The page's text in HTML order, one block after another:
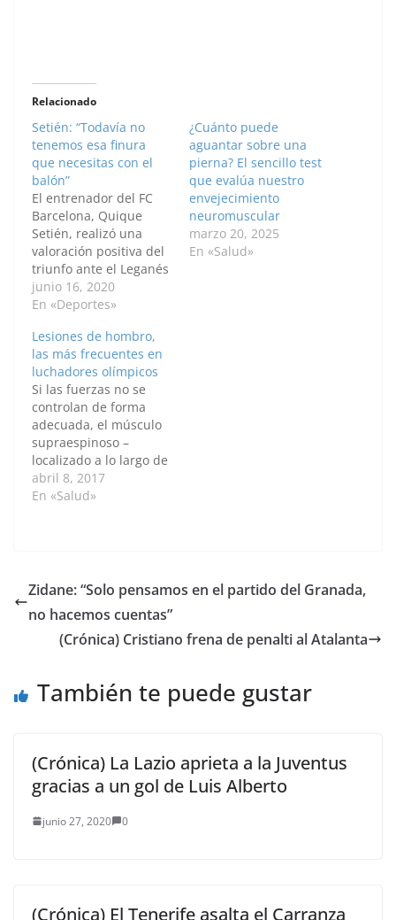
Relacionado
Setién: “Todavía no
tenemos esa finura
que necesitas con el
balón”
El entrenador del FC
Barcelona, Quique
Setién, realizó una
valoración positiva del
triunfo ante el Leganés
(2-0) en la jornada 29
de LaLiga Santander,
tienen "esa finura con
el balón" que podría
haberles ayudado a
resolver mucho antes
el partido contra los
madrileños, colista de
la…
junio 16, 2020
En «Deportes»
¿Cuánto puede
aguantar sobre una
pierna? El sencillo test
que evalúa nuestro
envejecimiento
neuromuscular
marzo 20, 2025
En «Salud»
Lesiones de hombro,
las más frecuentes en
luchadores olímpicos
Si las fuerzas no se
controlan de forma
adecuada, el músculo
supraespinoso –
localizado a lo largo de
la superficie superior
del hombro– se
determinado. BOGOTÁ
D. C. — Agencia de
Noticias UN- Luego de
trabajar con 29
abril 8, 2017
En «Salud»
Zidane: “Solo pensamos en el partido del Granada,
no hacemos cuentas”
(Crónica) Cristiano frena de penalti al Atalanta
También te puede gustar
(Crónica) La Lazio aprieta a la Juventus
gracias a un gol de Luis Alberto
junio 27, 2020 0
(Crónica) El Tenerife asalta el Carranza